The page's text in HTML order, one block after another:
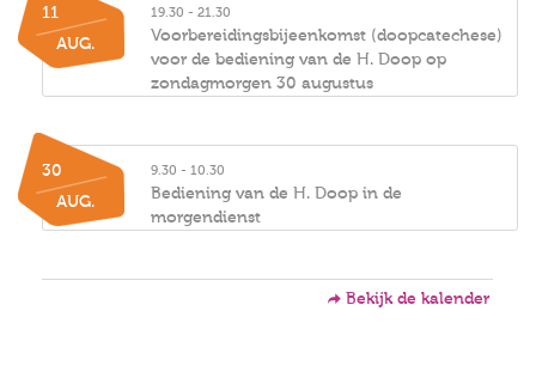
11
AUG.
19.30 - 21.30
Voorbereidingsbijeenkomst (doopcatechese)
voor de bediening van de H. Doop op
zondagmorgen 30 augustus
30
AUG.
9.30 - 10.30
Bediening van de H. Doop in de
morgendienst
Bekijk de kalender